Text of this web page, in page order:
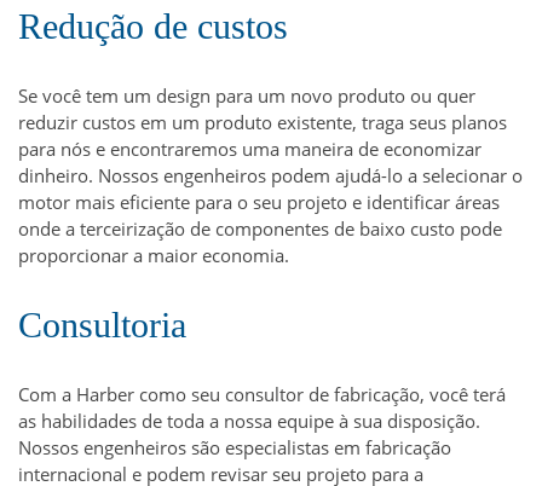
Redução de custos
Se você tem um design para um novo produto ou quer
reduzir custos em um produto existente, traga seus planos
para nós e encontraremos uma maneira de economizar
dinheiro. Nossos engenheiros podem ajudá-lo a selecionar o
motor mais eficiente para o seu projeto e identificar áreas
onde a terceirização de componentes de baixo custo pode
proporcionar a maior economia.
Consultoria
Com a Harber como seu consultor de fabricação, você terá
as habilidades de toda a nossa equipe à sua disposição.
Nossos engenheiros são especialistas em fabricação
internacional e podem revisar seu projeto para a